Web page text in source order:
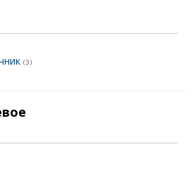
(3)